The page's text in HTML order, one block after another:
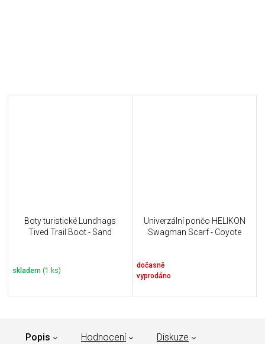
Boty turistické Lundhags
Tived Trail Boot - Sand
skladem (1 ks)
Univerzální pončo HELIKON
Swagman Scarf - Coyote
dočasně
vyprodáno
Popis Hodnocení Diskuze